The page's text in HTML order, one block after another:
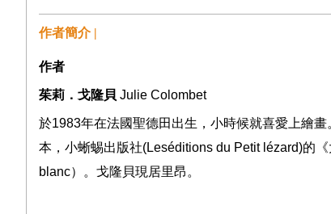
作者簡介 |
作者
茱莉．戈隆貝 Julie Colombet
於1983年在法國聖德田出生，小時候就喜愛上繪
本，小蜥蜴出版社(Leséditions du Petit lézard)的
blanc）。戈隆貝現居里昂。